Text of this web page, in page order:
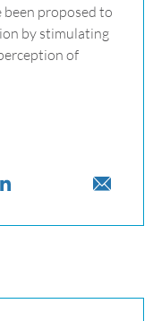
been proposed to
by stimulating
of